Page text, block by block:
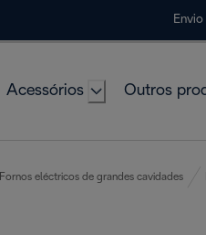
Acessórios Outros
Fornos eléctricos de grandes cavidades